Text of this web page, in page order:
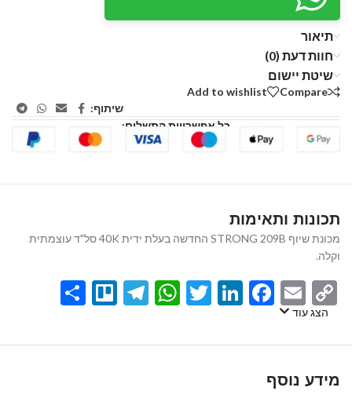
תיאור
חוות דעת (0)
שיטת יישום
Compare
Add to wishlist
שיתוף:
כל אפשרויות התשלום:
תכונות ותאימות
מכונת שיוף STRONG 209B החדשה בעלת ידית 40K סל"ד עוצמתית
וקלה.
Copy
Link
Email
Facebook
LinkedIn
Twitter
WhatsApp
Telegram
Trello
הצג עוד
מידע נוסף